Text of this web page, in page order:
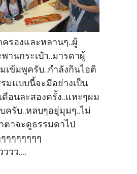
รองและหลานๆ..ผู้
านกระเป๋า..มารดาผู้
เข้มพูครับ..กำลังกินไอติ
มแบบนี้จะมีอย่างเป็น
ดือนละสองครั้ง..แหะๆผม
ครับ..หลบๆอยู่มุมๆ..ไม่
าจะดูธรรมดาไป
ๆๆๆๆๆๆๆ
วว....